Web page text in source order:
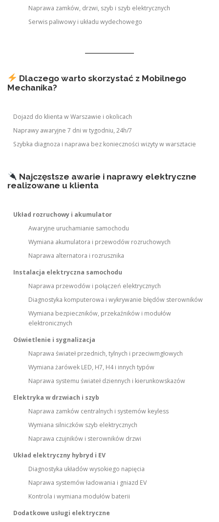
Naprawa zamków, drzwi, szyb i szyb elektrycznych
Serwis paliwowy i układu wydechowego
Dlaczego warto skorzystać z Mobilnego
Mechanika?
Dojazd do klienta w Warszawie i okolicach
Naprawy awaryjne 7 dni w tygodniu, 24h/7
Szybka diagnoza i naprawa bez konieczności wizyty w warsztacie
Najczęstsze awarie i naprawy elektryczne
realizowane u klienta
Układ rozruchowy i akumulator
Awaryjne uruchamianie samochodu
Wymiana akumulatora i przewodów rozruchowych
Naprawa alternatora i rozrusznika
Instalacja elektryczna samochodu
Naprawa przewodów i połączeń elektrycznych
Diagnostyka komputerowa i wykrywanie błędów sterowników
Wymiana bezpieczników, przekaźników i modułów
elektronicznych
Oświetlenie i sygnalizacja
Naprawa świateł przednich, tylnych i przeciwmgłowych
Wymiana żarówek LED, H7, H4 i innych typów
Naprawa systemu świateł dziennych i kierunkowskazów
Elektryka w drzwiach i szyb
Naprawa zamków centralnych i systemów keyless
Wymiana silniczków szyb elektrycznych
Naprawa czujników i sterowników drzwi
Układ elektryczny hybryd i EV
Diagnostyka układów wysokiego napięcia
Naprawa systemów ładowania i gniazd EV
Kontrola i wymiana modułów baterii
Dodatkowe usługi elektryczne